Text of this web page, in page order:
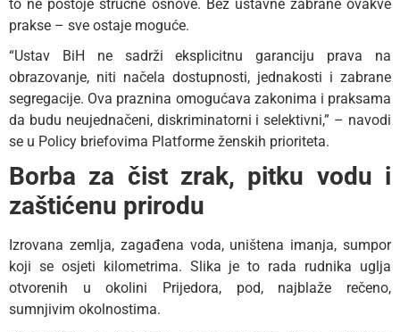
to ne postoje stručne osnove. Bez ustavne zabrane ovakve
prakse – sve ostaje moguće.
“Ustav BiH ne sadrži eksplicitnu garanciju prava na
obrazovanje, niti načela dostupnosti, jednakosti i zabrane
segregacije. Ova praznina omogućava zakonima i praksama
da budu neujednačeni, diskriminatorni i selektivni,” – navodi
se u Policy briefovima Platforme ženskih prioriteta.
Borba za čist zrak, pitku vodu i
zaštićenu prirodu
Izrovana zemlja, zagađena voda, uništena imanja, sumpor
koji se osjeti kilometrima. Slika je to rada rudnika uglja
otvorenih u okolini Prijedora, pod, najblaže rečeno,
sumnjivim okolnostima.